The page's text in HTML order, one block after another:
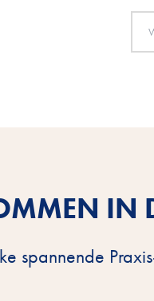
IN
spannende